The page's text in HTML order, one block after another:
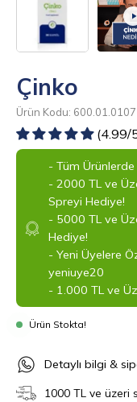
Çinko
Ürün Kodu: 600.01.0107
(4.99/
- Tüm Ürünlerde
- 2000 TL ve
Spreyi Hediye!
- 5000 TL ve
Hediye!
- Yeni Üyelere
yeniuye20
- 1.000 TL ve
Ürün Stokta!
‎Detaylı bilgi &
1000 TL ve üzeri